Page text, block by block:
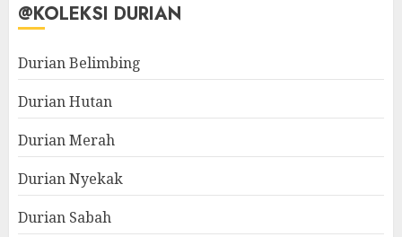
@KOLEKSI DURIAN
Durian Belimbing
Durian Hutan
Durian Merah
Durian Nyekak
Durian Sabah